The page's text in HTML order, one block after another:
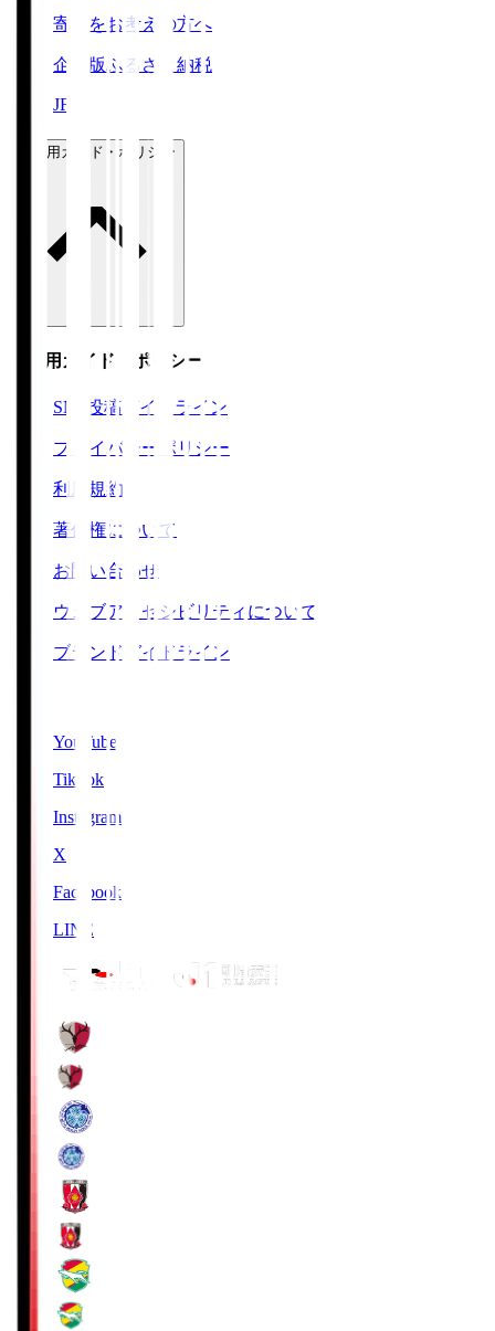
寄附をお考えの方へ
企業版ふるさと納税
JFA
ご利用ガイド・ポリシー
ご利用ガイド・ポリシー
SNS投稿ガイドライン
プライバシーポリシー
利用規約
著作権について
お問い合わせ
ウェブアクセシビリティについて
ブランドガイドライン
YouTube
TikTok
Instagram
X
Facebook
LINE